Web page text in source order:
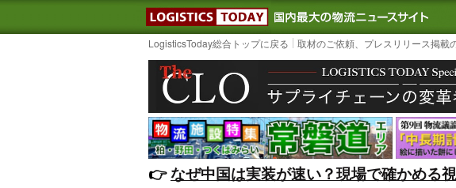
LOGISTICS TODAY｜国内最大
LogisticsToday総合トップに戻る 取材のご依頼、プレスリリース掲載
👉️なぜ中国は実装が速い？現場で確かめる